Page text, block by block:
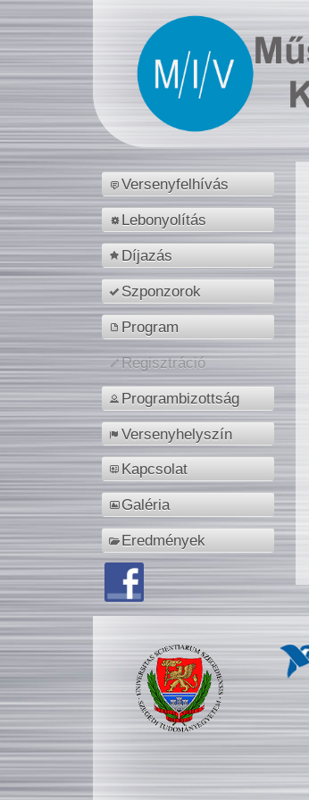
Versenyfelhívás
Lebonyolítás
Díjazás
Szponzorok
Program
Regisztráció
Programbizottság
Versenyhelyszín
Kapcsolat
Galéria
Eredmények